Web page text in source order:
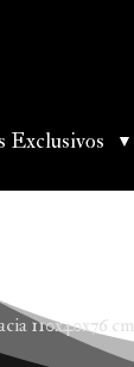
Exclusivos ▼
110x40x76 cm